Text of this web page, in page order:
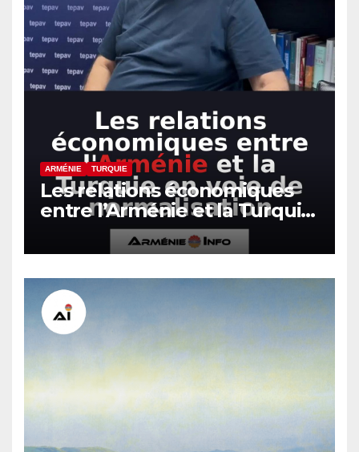
ARMÉNIE TURQUIE
Les relations économiques
entre l’Arménie et la Turquie
en voie de normalisation